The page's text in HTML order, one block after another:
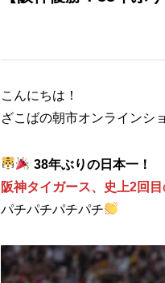
こんにちは！
ざこばの朝市オンラインシ
38年ぶりの日本一！
阪神タイガース、史上2回目
パチパチパチパチ